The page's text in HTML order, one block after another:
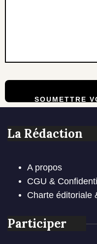
La Rédaction
A propos
CGU &
Charte éditoriale
Participer